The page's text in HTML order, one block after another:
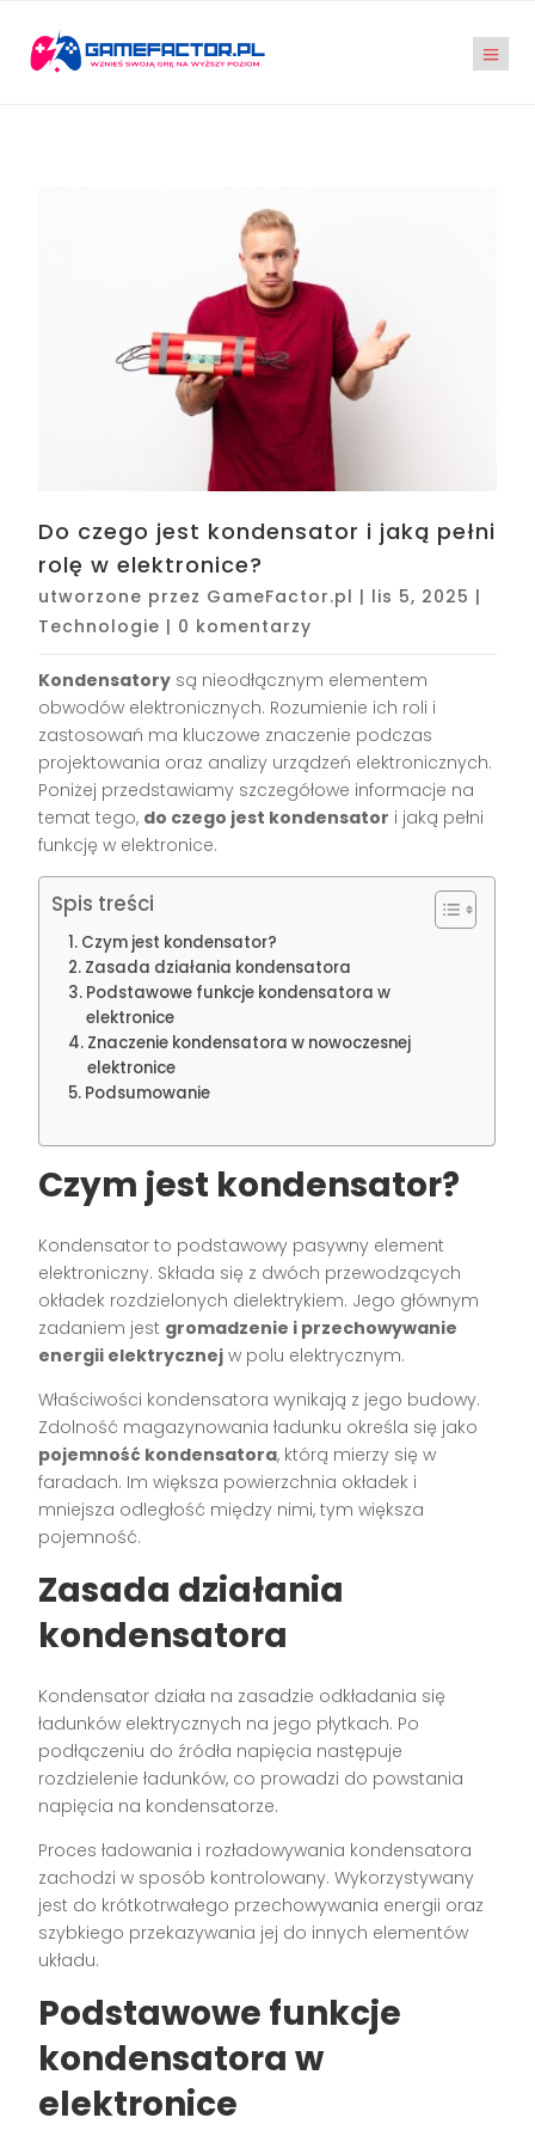
Do czego jest kondensator i jaką pełni
rolę w elektronice?
utworzone przez GameFactor.pl | lis 5, 2025 |
Technologie | 0 komentarzy
Kondensatory są nieodłącznym elementem
obwodów elektronicznych. Rozumienie ich roli i
zastosowań ma kluczowe znaczenie podczas
projektowania oraz analizy urządzeń elektronicznych.
Poniżej przedstawiamy szczegółowe informacje na
temat tego, do czego jest kondensator i jaką pełni
funkcję w elektronice.
Spis treści
Czym jest kondensator?
Zasada działania kondensatora
Podstawowe funkcje kondensatora w
elektronice
Znaczenie kondensatora w nowoczesnej
elektronice
Podsumowanie
Czym jest kondensator?
Kondensator to podstawowy pasywny element
elektroniczny. Składa się z dwóch przewodzących
okładek rozdzielonych dielektrykiem. Jego głównym
zadaniem jest gromadzenie i przechowywanie
energii elektrycznej w polu elektrycznym.
Właściwości kondensatora wynikają z jego budowy.
Zdolność magazynowania ładunku określa się jako
pojemność kondensatora, którą mierzy się w
faradach. Im większa powierzchnia okładek i
mniejsza odległość między nimi, tym większa
pojemność.
Zasada działania
kondensatora
Kondensator działa na zasadzie odkładania się
ładunków elektrycznych na jego płytkach. Po
podłączeniu do źródła napięcia następuje
rozdzielenie ładunków, co prowadzi do powstania
napięcia na kondensatorze.
Proces ładowania i rozładowywania kondensatora
zachodzi w sposób kontrolowany. Wykorzystywany
jest do krótkotrwałego przechowywania energii oraz
szybkiego przekazywania jej do innych elementów
układu.
Podstawowe funkcje
kondensatora w
elektronice